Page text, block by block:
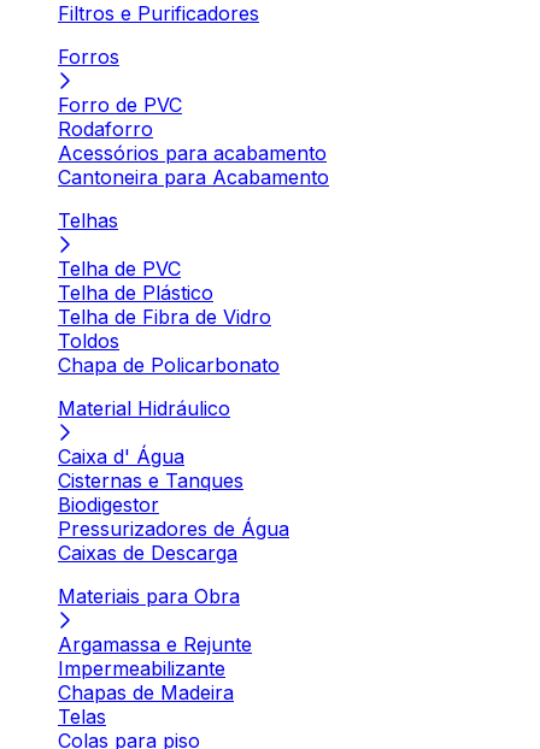
Filtros e Purificadores
Forros
Forro de PVC
Rodaforro
Acessórios para acabamento
Cantoneira para Acabamento
Telhas
Telha de PVC
Telha de Plástico
Telha de Fibra de Vidro
Toldos
Chapa de Policarbonato
Material Hidráulico
Caixa d' Água
Cisternas e Tanques
Biodigestor
Pressurizadores de Água
Caixas de Descarga
Materiais para Obra
Argamassa e Rejunte
Impermeabilizante
Chapas de Madeira
Telas
Colas para piso